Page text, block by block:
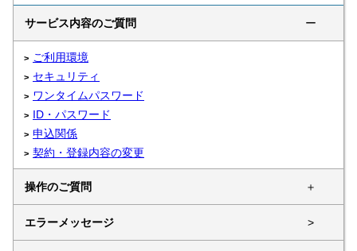
サービス内容のご質問 ー
ご利用環境
セキュリティ
ワンタイムパスワード
ID・パスワード
申込関係
契約・登録内容の変更
操作のご質問 ＋
エラーメッセージ >